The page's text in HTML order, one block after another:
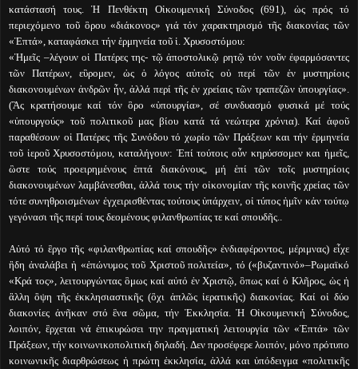
κατάστασή τους. Ἡ Πενθέκτη Οἰκουμενική Σύνοδος (691), ὡς πρός τό
περιεχόμενο τοῦ ὃρου «διάκονος» γιά τόν χαρακτηρισμό τῆς διακονίας τῶν
«Ἑπτά», καταφάσκει τήν ἑρμηνεία τοῦ ἱ. Χρυσοστόμου:
«Ἡμεῖς –λέγουν οἱ Πατέρες της- τῷ ἀποστολικῷ ρητῷ τόν νοῦν ἐφαρμόσαντες
τῶν Πατέρων, εὓρομεν, ὡς ὁ λόγος αὐτοῖς οὐ περί τῶν ἐν μυστηρίοις
διακονουμένων ἀνδρῶν ἦν, ἀλλά περί τῆς ἐν χρείαις τῶν τραπεζῶν ὑπουργίας».
(Ἂς κρατήσουμε καί τόν ὃρο «ὑπουργία», σέ συνδυασμό φυσικά μέ τούς
«ὑπουργούς» τοῦ πολιτικοῦ μας βίου κατά τά νεώτερα χρόνια). Καί ἀφοῦ
παραθέσουν οἱ Πατέρες τῆς Συνόδου τό χωρίο τῶν Πράξεων και τήν ἑρμηνεία
τοῦ ἱεροῦ Χρυσοστόμου, καταλήγουν: Ἐπί τούτοις οὖν κηρύσσομεν και ἡμεῖς,
ὣστε τούς προειρημένους ἑπτά διακόνους, μή ἐπί τῶν τοῖς μυστηρίοις
διακονουμένων λαμβάνεσθαι, ἀλλά τους τήν οἰκονομίαν τῆς κοινῆς χρείας τῶν
τότε συνηθροισμένων ἐγχειρισθέντας τούτους ὑπάρχειν, οἱ τύπος ἡμῖν κἀν τούτῳ
γεγόνασι τῆς περί τους δεομένους φιλανθρωπίας τε καί σπουδῆς..
Αὐτό τό ἒργο τῆς «φιλανθρωπίας καί σπουδῆς» ἐνδιαφέροντος, μέριμνας) εἶχε
ἢδη ἀναλάβει ἡ «ἐπώνυμος τοῦ Χριστοῦ πολιτεία», τό («βυζαντινό»–Ρωμαϊκό
«Κρά τος», λειτουργώντας ὃμως καί αὐτό ἐν Χριστῷ, ὃπως καί ὁ Κλῆρος, ὡς ἡ
ἂλλη ὂψη τῆς ἐκκλησιαστικῆς (ὂχι ἁπλῶς ἱερατικῆς) διακονίας. Καί οἱ δύο
διακονίες ἀνῆκαν στό ἓνα σῶμα, τήν Ἐκκλησία. Ἡ Οἰκουμενική Σύνοδος,
λοιπόν, ἒρχεται νά ἐπικυρώσει την πραγματική λειτουργία τῶν «Ἑπτά» τῶν
Πράξεων, τήν κοινωνικοπολιτική δηλαδή. Δεν προσέφερε λοιπόν, μόνο πρότυπο
κοινωνικῆς διαρθρώσεως ἡ πρώτη ἐκκλησία, ἀλλά και ὑπόδειγμα «πολιτικῆς